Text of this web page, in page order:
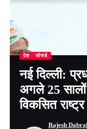
देश फीचर्ड
नई दिल्ली:
अगले 25 सालों
विकसित राष्ट्र
Rajesh Dabral